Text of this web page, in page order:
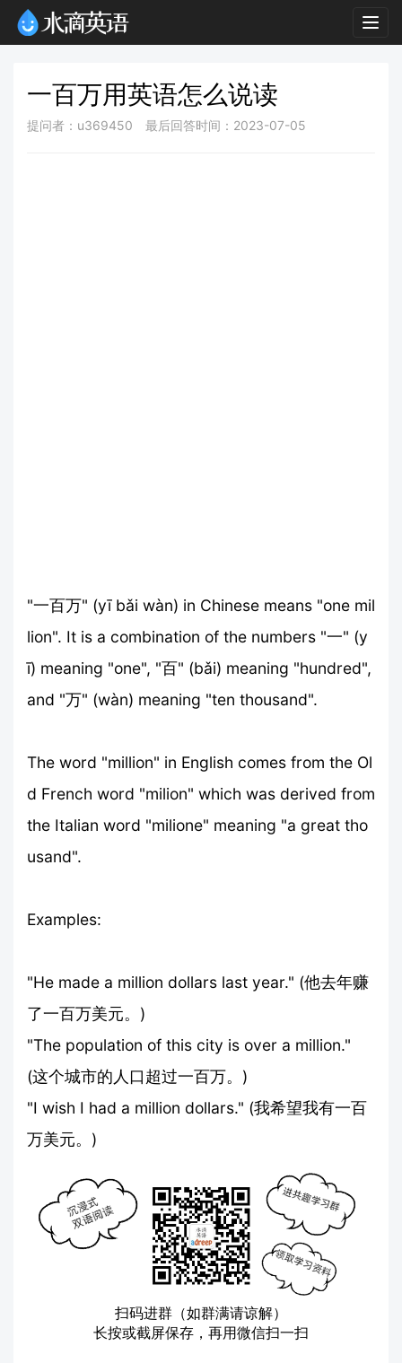
一百万用英语怎么说读
提问者：u369450 最后回答时间：2023-07-05
"一百万" (yī bǎi wàn) in Chinese means "one mil
lion". It is a combination of the numbers "一" (y
ī) meaning "one", "百" (bǎi) meaning "hundred",
and "万" (wàn) meaning "ten thousand".
The word "million" in English comes from the Ol
d French word "milion" which was derived from
the Italian word "milione" meaning "a great tho
usand".
Examples:
"He made a million dollars last year." (他去年赚
了一百万美元。)
"The population of this city is over a million."
(这个城市的人口超过一百万。)
"I wish I had a million dollars." (我希望我有一百
万美元。)
扫码进群（如群满请谅解）
长按或截屏保存，再用微信扫一扫